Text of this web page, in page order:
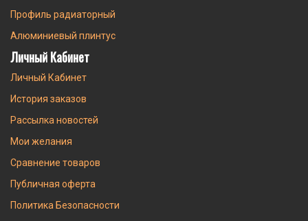
Профиль радиаторный
Алюминиевый плинтус
Личный Кабинет
Личный Кабинет
История заказов
Рассылка новостей
Мои желания
Сравнение товаров
Публичная оферта
Политика Безопасности